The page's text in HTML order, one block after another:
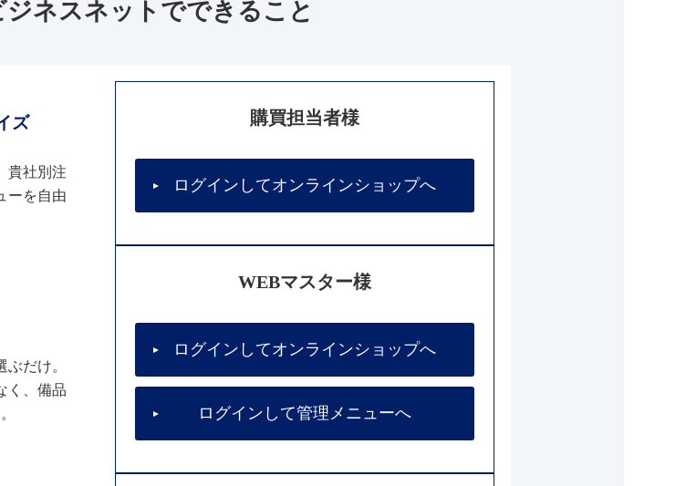
ジネスネットでできること
ズ
貴社別注
ーを自由
だけ。
く、備品
購買担当者様
ログインしてオンラインショップへ
WEBマスター様
ログインしてオンラインショップへ
ログインして管理メニューへ